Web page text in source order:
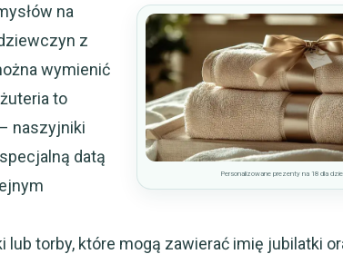
Personalizowane prezenty na 18 dla
na
z
wymienić
to
naszyjniki
datą
torby, które mogą zawierać imię jubilatki